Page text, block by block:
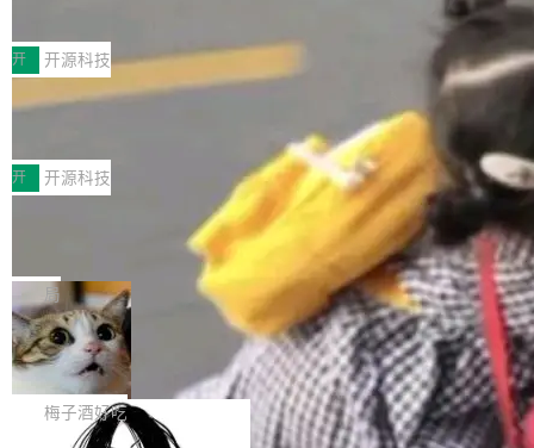
MPComm将作为一种传输引擎接入Mooncake T
ENT，实现零拷贝传输性能提升30%、非零拷贝
传输性能最高提升5倍。UCL-MPComm底层基
于自研UCL-Engine通信引擎，后续腾讯网平将
持续开源更多基于UCL-Engine的高性能通信组
件。 腾讯网平团队在UCL-MPComm中实现了一
个独立于业务线程的全局通信引擎（Engine），
型案例入选名单》，深信服“面向企业研发场景的
开源 AI 编程平台 CoStrict 应用”凭借卓越的技术
创新与落地成效成功入选。 全链路私有化部署，
助力企业AI研发安全落地 当前，越来越多企业已
经开始引入 AI Coding 工具，通过调用公有云模
型或企业内部部署模型提升研发效率。但随着 AI
Coding 从个人辅助工具逐步走向团队级、组织
级应用，企业在规模化落地过程中，对安全性、
可控性和代码质量提出了更高要求。 首先是数据
安全与合规要求。对于大多数普通研发场景，公
有云模型能够满足快速试用和效率提升的需求。
但对于金融、能源、医疗等对数据安全要求较...
开 开源科技
深信服AI算力网关入选工信部人工智能
前不久，工业和信息化部正式发布《2025年人工
智能应用典型案例名单》，集中展示人工智能在
各领域的应用成果，覆盖技术底座、行业赋能、
产品应用、支撑保障、专题等五大方向。深信服
AI算力网关（AI创新平台）成功入选！ 随着各行
各业的Agent走向规模化建设，算力构成形态逐
渐丰富，用户关注的重点也在发生变化：不只是
让AI用起来，还要进一步看清混合算力时代下，
Token花在哪里、算力是否被充分利用，以及持
续增长的AI成本该如何优化。 深信服AI算力网关
正是围绕这些实际问题，从Token治理和成本治
开 开源科技
Jeff Dean 离开 Google：一个时代的结
束，一个实验室的开始
Google 员工编号 20。MapReduce 作者之一。
Bigtable 作者之一。TensorFlow 的作者之一。
Gemini 的架构师。Google 首席科学家。 Jeff D
ean 在 Google 工作了 27 年后，宣布离职。 他
不是一个人走。一同离开的还有 Sanjay Ghema
wat（Google 员工编号 23，Jeff Dean 二十多
年的编程搭档，MapReduce 和 Bigtable 的共同
局
🔥 SolonCode v2026.8.4 发布：界面
字体可调、22 种语言、记忆搜索增强
打开终端就能上岗的全中文编码智能体，这一轮
把「看得清、用母语、记得住」三件事一次补
齐。 SolonCode 是什么 SolonCode 是杭州无
梅子酒好吃